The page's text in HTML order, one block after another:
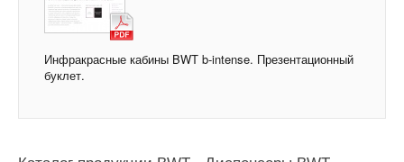
Инфракрасные кабины BWT b-intense. Презентационный
буклет.